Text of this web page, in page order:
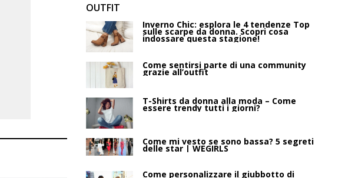
OUTFIT
Inverno Chic: esplora le 4 tendenze Top
sulle scarpe da donna. Scopri cosa
indossare questa stagione!
Come sentirsi parte di una community
grazie all’outfit
T-Shirts da donna alla moda – Come
essere trendy tutti i giorni?
Come mi vesto se sono bassa? 5 segreti
delle star | WEGIRLS
Come personalizzare il giubbotto di